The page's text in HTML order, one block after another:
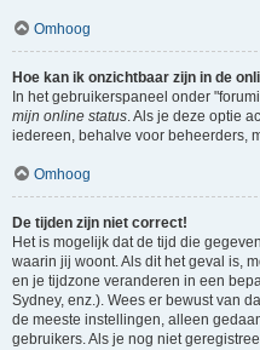
Omhoog
Hoe kan ik onzichtbaar zijn in de
In het gebruikerspaneel onder
mijn online status. Als je deze optie
iedereen, behalve voor beheerders,
Omhoog
De tijden zijn niet correct!
Het is mogelijk dat de tijd die
waarin jij woont. Als dit het geval is,
en je tijdzone veranderen in een
Sydney, enz.). Wees er bewust van
de meeste instellingen, alleen
gebruikers. Als je nog niet